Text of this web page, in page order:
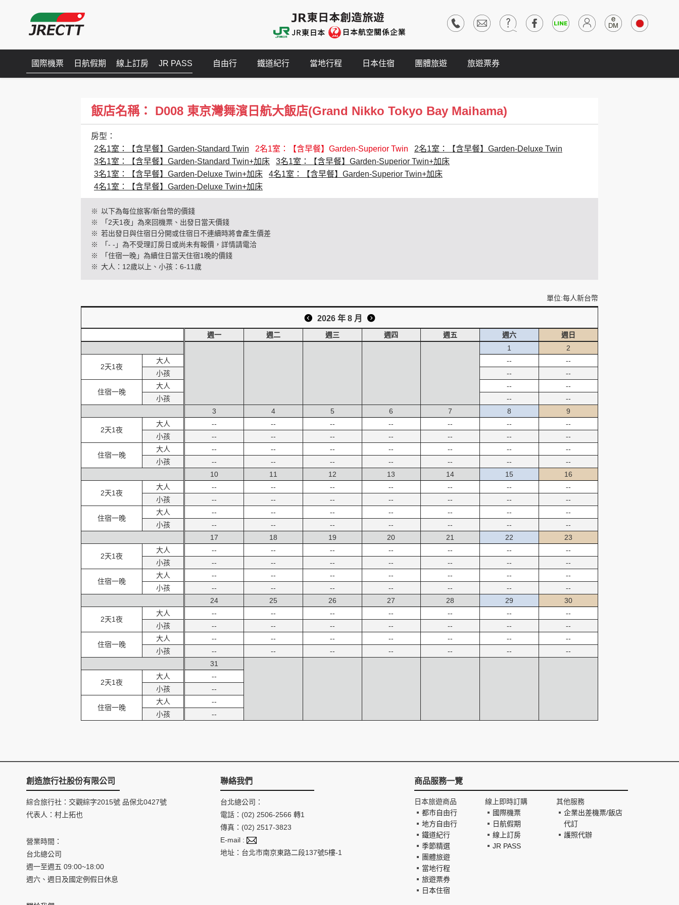
國際機票 日航假期 線上訂房 JR PASS 自由行 鐵道紀行 當地行程 日本住宿 團體旅遊 旅遊票券
飯店名稱： D008 東京灣舞濱日航大飯店(Grand Nikko Tokyo Bay Maihama)
房型：
2名1室：【含早餐】Garden-Standard Twin
2名1室：【含早餐】Garden-Superior Twin
2名1室：【含早餐】Garden-Deluxe Twin
3名1室：【含早餐】Garden-Standard Twin+加床
3名1室：【含早餐】Garden-Superior Twin+加床
3名1室：【含早餐】Garden-Deluxe Twin+加床
4名1室：【含早餐】Garden-Superior Twin+加床
4名1室：【含早餐】Garden-Deluxe Twin+加床
※ 以下為每位旅客/新台幣的價錢
※
「2天1夜」為來回機票、出發日當天價錢
※ 若出發日與住宿日分開或住宿日不連續時將會產生價差
※
「- -」為不受理訂房日或尚未有報價，詳情請電洽
※
「住宿一晚」為續住日當天住宿1晚的價錢
※ 大人：12歲以上、小孩：6-11歲
單位:每人新台幣
2026 年 8 月
2天1夜
大人
小孩
住宿一晚
大人
小孩
2天1夜
大人
小孩
住宿一晚
大人
小孩
2天1夜
大人
小孩
住宿一晚
大人
小孩
2天1夜
大人
小孩
住宿一晚
大人
小孩
2天1夜
大人
小孩
住宿一晚
大人
小孩
2天1夜
大人
小孩
住宿一晚
大人
小孩
週一 週二 週三 週四 週五 週六
週日
1
--
--
--
--
2
--
--
--
--
3
--
--
--
--
4
--
--
--
--
5
--
--
--
--
6
--
--
--
--
7
--
--
--
--
8
--
--
--
--
9
--
--
--
--
10
--
--
--
--
11
--
--
--
--
12
--
--
--
--
13
--
--
--
--
14
--
--
--
--
15
--
--
--
--
16
--
--
--
--
17
--
--
--
--
18
--
--
--
--
19
--
--
--
--
20
--
--
--
--
21
--
--
--
--
22
--
--
--
--
23
--
--
--
--
24
--
--
--
--
25
--
--
--
--
26
--
--
--
--
27
--
--
--
--
28
--
--
--
--
29
--
--
--
--
30
--
--
--
--
31
--
--
--
--
創造旅行社股份有限公司
綜合旅行社：交觀綜字2015號 品保北0427號
代表人：村上拓也
營業時間：
台北總公司
週一至週五 09:00~18:00
週六、週日及國定例假日休息
聯絡我們
台北總公司：
電話：(02) 2506-2566 轉1
傳真：(02) 2517-3823
E-mail :
地址：台北市南京東路二段137號5樓-1
商品服務一覽
日本旅遊商品
都市自由行
地方自由行
鐵道紀行
季節精選
團體旅遊
當地行程
旅遊票券
日本住宿
線上即時訂購
國際機票
日航假期
線上訂房
JR PASS
其他服務
企業出差機票/飯店
代訂
護照代辦